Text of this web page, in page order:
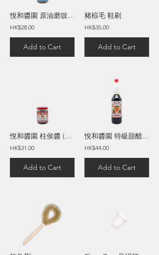
悅和醬園 原油磨豉 (210毫升)
HK$28.00
Add to Cart
豬棕毛 鞋刷
HK$35.00
Add to Cart
悅和醬園 柱侯醬 (210毫升)
HK$31.00
Add to Cart
悅和醬園 特級甜醋 (600毫升)
HK$44.00
Add to Cart